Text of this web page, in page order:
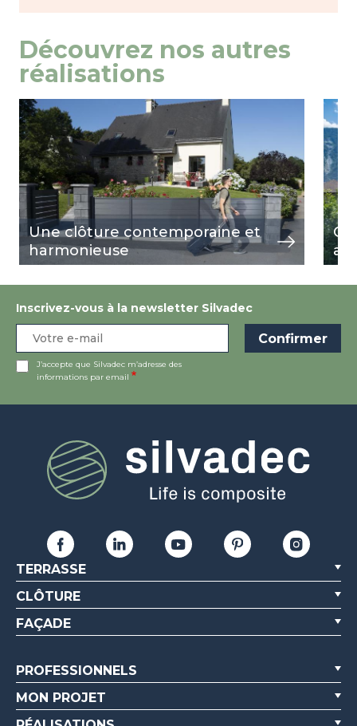
Découvrez nos autres
réalisations
Une clôture contemporaine et
harmonieuse
Image
voir
au
voir
Inscrivez-vous à la newsletter Silvadec
J’accepte que Silvadec m’adresse des
informations par email
TERRASSE
CLÔTURE
FAÇADE
PROFESSIONNELS
MON PROJET